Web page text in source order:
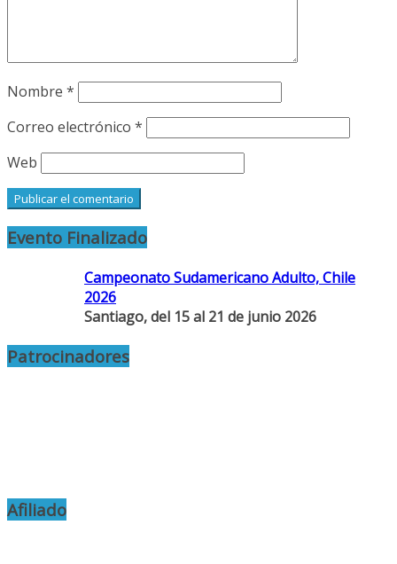
Nombre *
Correo electrónico *
Web
Evento Finalizado
Campeonato Sudamericano Adulto, Chile
2026
Santiago, del 15 al 21 de junio 2026
Patrocinadores
Afiliado